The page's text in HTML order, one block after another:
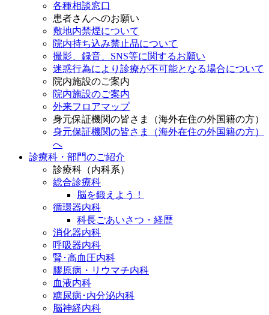
各種相談窓口
患者さんへのお願い
敷地内禁煙について
院内持ち込み禁止品について
撮影、録音、SNS等に関するお願い
迷惑行為により診療が不可能となる場合について
院内施設のご案内
院内施設のご案内
外来フロアマップ
身元保証機関の皆さま（海外在住の外国籍の方）
身元保証機関の皆さま（海外在住の外国籍の方）
へ
診療科・部門のご紹介
診療科（内科系）
総合診療科
脳を鍛えよう！
循環器内科
科長ごあいさつ・経歴
消化器内科
呼吸器内科
腎･高血圧内科
膠原病・リウマチ内科
血液内科
糖尿病･内分泌内科
脳神経内科